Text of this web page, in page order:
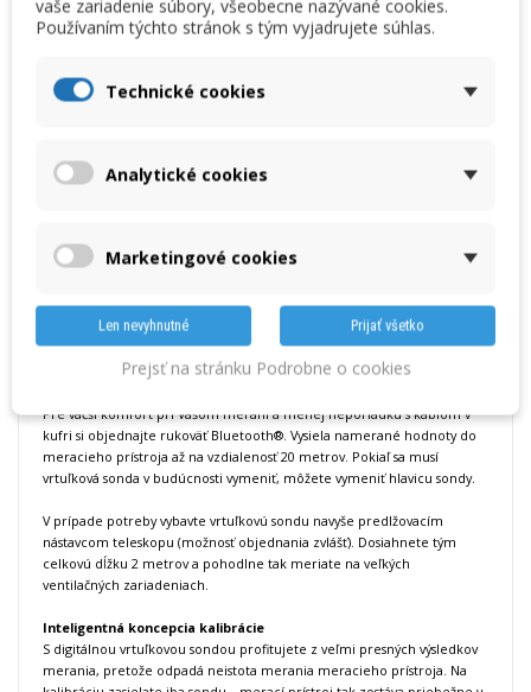
maximálnu dĺžka 1,0 m. Hĺbku zasunutia sondy je možné dobre odčítať
aj pri zlých svetelných pomeroch vďaka kontrastnej stupnici.
intuitívnu obsluhu meracieho prístroja.
Vďaka komfortnému zadaniu
priemerný objemový prietok, aktuálna meraná hodnota a taktiež
hodnoty min./ max.
vytvorenie bodového priemeru alebo tiež spúšťate a ukončujete
meracie rady pre vytvorenie časového priemeru.
Šetriace miesto: viac aplikácií, menej technického vybavenia
Bezhranične všestranná: univerzálne použiteľná rukoväť sa dá prepojiť
so širokým portfóliom sond - zvládnete tak viac aplikácií s menším
množstvom technického vybavenia a šetríte miesto.
Pre väčší komfort pri Vašom meraní a menej neporiadku s káblom v
kufri si objednajte rukoväť Bluetooth®. Vysiela namerané hodnoty do
meracieho prístroja až na vzdialenosť 20 metrov. Pokiaľ sa musí
vrtuľková sonda v budúcnosti vymeniť, môžete vymeniť hlavicu sondy.
V prípade potreby vybavte vrtuľkovú sondu navyše predlžovacím
nástavcom teleskopu (možnosť objednania zvlášť). Dosiahnete tým
celkovú dĺžku 2 metrov a pohodlne tak meriate na veľkých
ventilačných zariadeniach.
Inteligentná koncepcia kalibrácie
S digitálnou vrtuľkovou sondou profitujete z veľmi presných výsledkov
merania, pretože odpadá neistota merania meracieho prístroja. Na
vaše zariadenie súbory, všeobecne nazývané cookies.
Používaním týchto stránok s tým vyjadrujete súhlas.
Technické cookies
Analytické cookies
Marketingové cookies
Len nevyhnutné Prijať všetko
Prejsť na stránku Podrobne o cookies